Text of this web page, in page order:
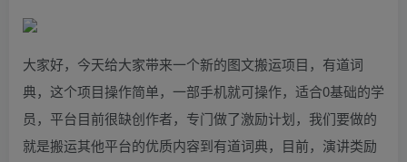
大家好，今天给大家带来一个新的图文搬运项目，有道词
典，这个项目操作简单，一部手机就可操作，适合0基础的学
员，平台目前很缺创作者，专门做了激励计划，我们要做的
就是搬运其他平台的优质内容到有道词典，目前，演讲类励